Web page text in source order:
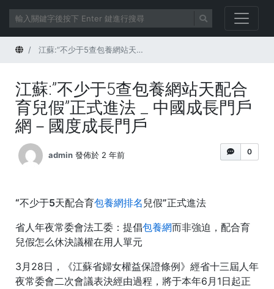
首頁 江蘇:”不少于5查包養網站天配合育兒假”正式進法 _ 中國成長門戶網－國度成長門戶
江蘇:”不少于5查包養網站天配合
育兒假”正式進法 _ 中國成長門戶
網－國度成長門戶
0
admin 發佈於 2 年前
“不少于5天配合育包養網排名 兒假”正式進法
省人年夜常委會法工委：提倡包養網而非強迫，配合育
兒假怎么休決議權在用人單元
3月28日，《江蘇省婦女權益保證條例》經省十三屆人年
夜常委會二次會議表決經由過程，將于本年6月1日起正